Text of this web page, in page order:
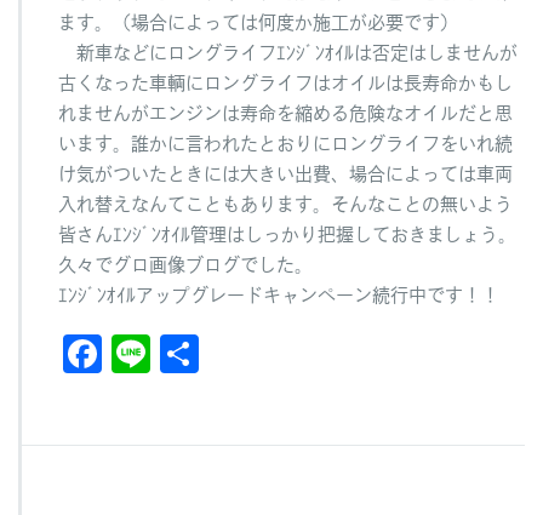
ます。（場合によっては何度か施工が必要です）
新車などにロングライフｴﾝｼﾞﾝｵｲﾙは否定はしませんが
古くなった車輌にロングライフはオイルは長寿命かもし
れませんがエンジンは寿命を縮める危険なオイルだと思
います。誰かに言われたとおりにロングライフをいれ続
け気がついたときには大きい出費、場合によっては車両
入れ替えなんてこともあります。そんなことの無いよう
皆さんｴﾝｼﾞﾝｵｲﾙ管理はしっかり把握しておきましょう。
久々でグロ画像ブログでした。
ｴﾝｼﾞﾝｵｲﾙアップグレードキャンペーン続行中です！！
F Li